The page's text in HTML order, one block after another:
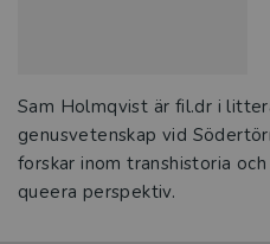
Sam Holmqvist är fil.dr i
genusvetenskap vid
forskar inom transhistoria
queera perspektiv.